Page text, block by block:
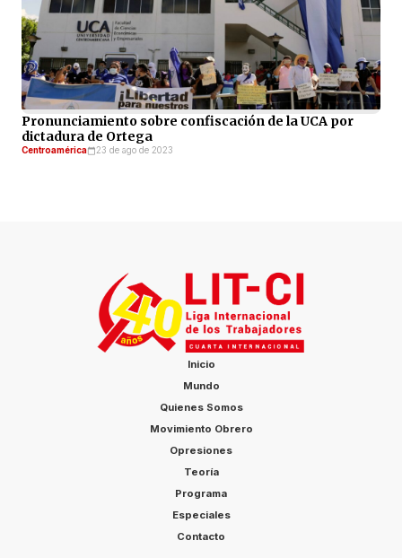
Pronunciamiento sobre confiscación de la UCA por
dictadura de Ortega
Centroamérica 23 de ago de 2023
Inicio
Mundo
Quienes Somos
Movimiento Obrero
Opresiones
Teoría
Programa
Especiales
Contacto